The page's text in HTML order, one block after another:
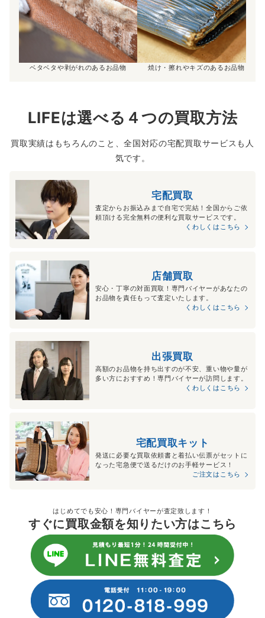
ベタベタや剥がれのあるお品物 焼け・擦れやキズのあるお品物
LIFEは選べる４つの買取方法
買取実績はもちろんのこと、全国対応の宅配買取サービスも人
気です。
宅配買取
査定からお振込みまで自宅で完結！全国からご依
頼頂ける完全無料の便利な買取サービスです。
くわしくはこちら
店舗買取
安心・丁寧の対面買取！専門バイヤーがあなたの
お品物を責任もって査定いたします。
くわしくはこちら
出張買取
高額のお品物を持ち出すのが不安、重い物や量が
多い方におすすめ！専門バイヤーが訪問します。
くわしくはこちら
宅配買取キット
発送に必要な買取依頼書と着払い伝票がセットに
なった宅急便で送るだけのお手軽サービス！
ご注文はこちら
はじめてでも安心！専門バイヤーが査定致します！
すぐに買取金額を知りたい方はこちら